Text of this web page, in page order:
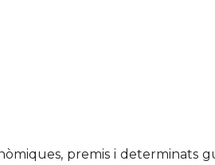
premis i determinats